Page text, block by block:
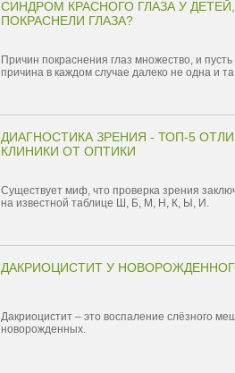
СИНДРОМ КРАСНОГО ГЛАЗА У
ПОКРАСНЕЛИ ГЛАЗА?
Причин покраснения глаз множество, и
причина в каждом случае далеко не одна и
ДИАГНОСТИКА ЗРЕНИЯ - ТОП-5
КЛИНИКИ ОТ ОПТИКИ
Существует миф, что проверка зрения
на известной таблице Ш, Б, М, Н, К, Ы, И.
ДАКРИОЦИСТИТ У
Дакриоцистит – это воспаление слёзного
новорожденных.